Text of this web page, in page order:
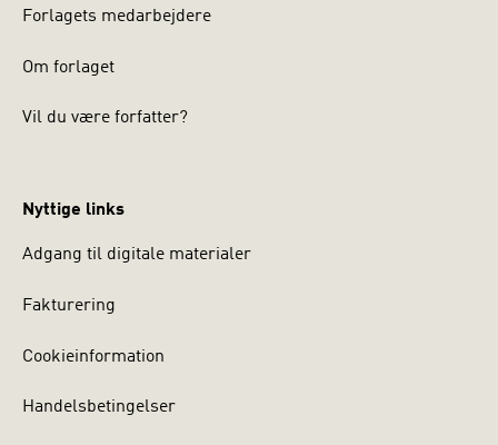
Forlagets medarbejdere
Om forlaget
Vil du være forfatter?
Nyttige links
Adgang til digitale materialer
Fakturering
Cookieinformation
Handelsbetingelser